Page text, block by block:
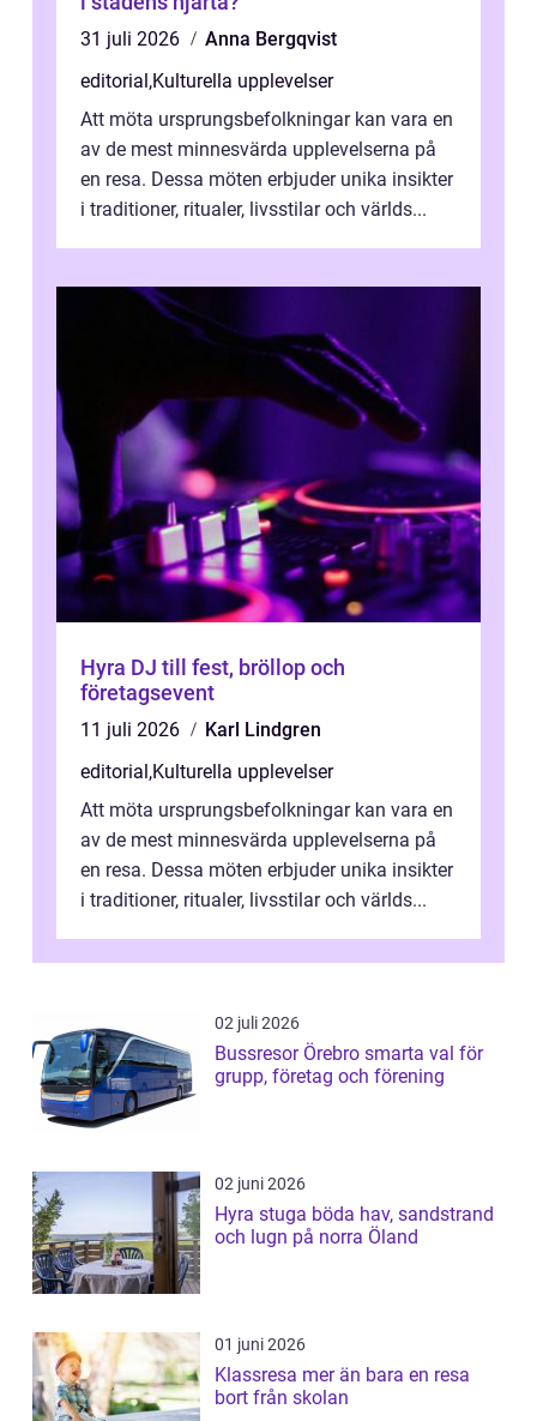
31 juli 2026
Anna Bergqvist
editorial,Kulturella upplevelser
Att möta ursprungsbefolkningar kan vara en
av de mest minnesvärda upplevelserna på
en resa. Dessa möten erbjuder unika insikter
i traditioner, ritualer, livsstilar och världs...
Hyra DJ till fest, bröllop och
företagsevent
11 juli 2026
Karl Lindgren
editorial,Kulturella upplevelser
Att möta ursprungsbefolkningar kan vara en
av de mest minnesvärda upplevelserna på
en resa. Dessa möten erbjuder unika insikter
i traditioner, ritualer, livsstilar och världs...
02 juli 2026
Bussresor Örebro smarta val för
grupp, företag och förening
02 juni 2026
Hyra stuga böda hav, sandstrand
och lugn på norra Öland
01 juni 2026
Klassresa mer än bara en resa
bort från skolan